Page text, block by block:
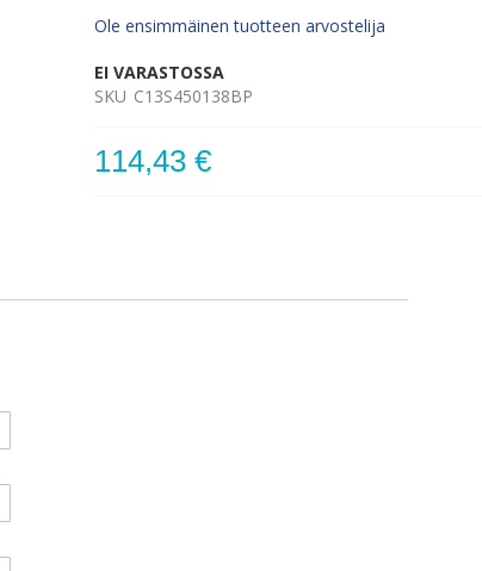
Ole ensimmäinen tuotteen arvostelija
EI VARASTOSSA
SKU C13S450138BP
114,43 €